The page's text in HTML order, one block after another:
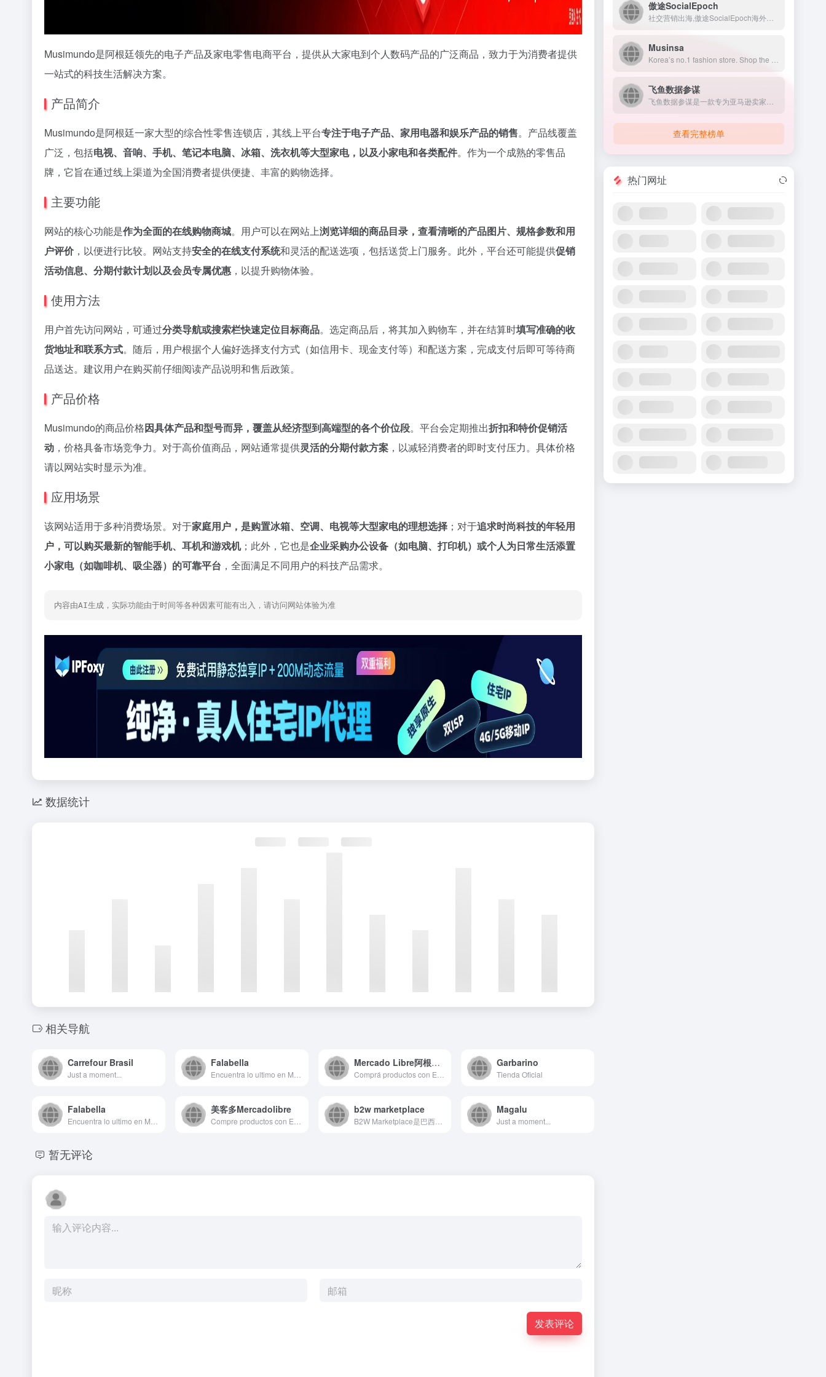
Musimundo是阿根廷领先的电子产品及家电零售电商平台，提供从大家电到个人数码产品的广泛商品，致力于为消费者提供
一站式的科技生活解决方案。
产品简介
Musimundo是阿根廷一家大型的综合性零售连锁店，其线上平台专注于电子产品、家用电器和娱乐产品的销售。产品线覆盖
广泛，包括电视、音响、手机、笔记本电脑、冰箱、洗衣机等大型家电，以及小家电和各类配件。作为一个成熟的零售品
牌，它旨在通过线上渠道为全国消费者提供便捷、丰富的购物选择。
主要功能
网站的核心功能是作为全面的在线购物商城。用户可以在网站上浏览详细的商品目录，查看清晰的产品图片、规格参数和用
户评价，以便进行比较。网站支持安全的在线支付系统和灵活的配送选项，包括送货上门服务。此外，平台还可能提供促销
活动信息、分期付款计划以及会员专属优惠 ，以提升购物体验。
使用方法
用户首先访问网站，可通过分类导航或搜索栏快速定位目标商品。选定商品后，将其加入购物车，并在结算时填写准确的收
货地址和联系方式。随后，用户根据个人偏好选择支付方式（如信用卡、现金支付等）和配送方案，完成支付后即可等待商
品送达。建议用户在购买前仔细阅读产品说明和售后政策。
产品价格
Musimundo的商品价格因具体产品和型号而异，覆盖从经济型到高端型的各个价位段。平台会定期推出折扣和特价促销活
动 ，价格具备市场竞争力。对于高价值商品，网站通常提供灵活的分期付款方案 ，以减轻消费者的即时支付压力。具体价格
请以网站实时显示为准。
应用场景
该网站适用于多种消费场景。对于家庭用户，是购置冰箱、空调、电视等大型家电的理想选择 ；对于追求时尚科技的年轻用
户，可以购买最新的智能手机、耳机和游戏机；此外，它也是企业采购办公设备（如电脑、打印机）或个人为日常生活添置
小家电（如咖啡机、吸尘器）的可靠平台 ，全面满足不同用户的科技产品需求。
内容由AI生成，实际功能由于时间等各种因素可能有出入，请访问网站体验为准
数据统计
相关导航
Carrefour Brasil
Just a moment...
Falabella Mercado Libre阿根廷站 Garbarino
Tienda Oficial
Falabella 美客多Mercadolibre b2w marketplace
B2W Marketplace是巴西领先的B2B电商平台，连...
Magalu
Just a moment...
暂无评论
发表评论
傲途SocialEpoch
Musinsa
飞鱼数据参谋
查看完整榜单
热门网址